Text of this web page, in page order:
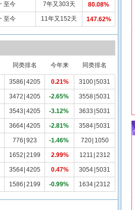
至今 7年又303天 80.08%
至今 11年又152天 147.62%
同类排名 今年来 同类排名
3586 4205 0.21% 3100 5031
3472 4205 -2.65% 3558 5031
3543 4205 -3.12% 3633 5031
3664 4205 -2.81% 3584 5031
776 923 -1.46% 720 1050
1652 2199 2.99% 1211 2312
3564 4205 0.47% 3054 5031
1586 2199 -0.99% 1634 2312